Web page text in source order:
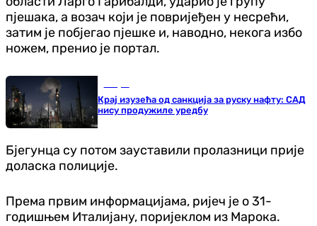
пјешака, а возач који је повријеђен у несрећи,
затим је побјегао пјешке и, наводно, некога избо
ножем, пренио је портал.
Крај изузећа од санкција за руску нафту: САД
нису продужиле уредбу
Бјегунца су потом зауставили пролазници прије
доласка полиције.
Према првим информацијама, ријеч је о 31-
годишњем Италијану, поријеклом из Марока.